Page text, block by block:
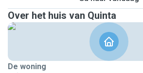
Over het huis van Quinta
De woning